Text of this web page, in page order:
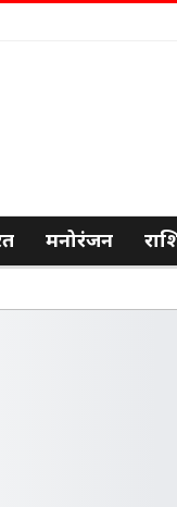
मनोरंजन